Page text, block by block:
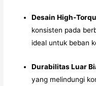
Desain High-
konsisten pada
ideal untuk beban
Durabilitas Luar
yang melindungi